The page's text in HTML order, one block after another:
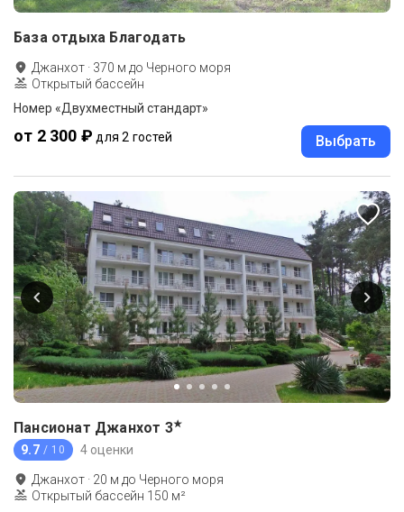
База отдыха Благодать
Джанхот · 370 м до Черного моря
Открытый бассейн
Номер «Двухместный стандарт»
от 2 300 ₽ для 2 гостей Выбрать
Пансионат Джанхот 3★
9.7 / 10 4 оценки
Джанхот · 20 м до Черного моря
Открытый бассейн 150 м²